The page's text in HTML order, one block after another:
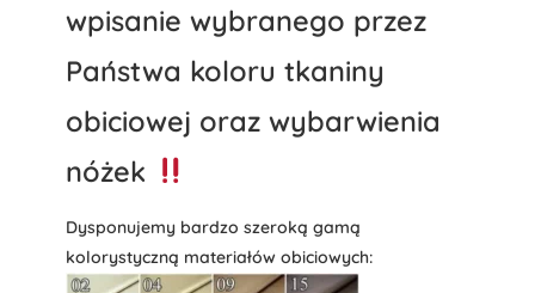
wpisanie wybranego przez
Państwa koloru tkaniny
obiciowej oraz wybarwienia
nóżek
Dysponujemy bardzo szeroką gamą
kolorystyczną materiałów obiciowych: